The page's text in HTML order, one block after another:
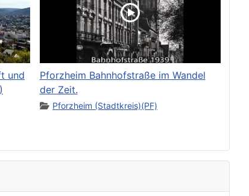
und
Pforzheim Bahnhofstraße im Wandel
der Zeit.
Pforzheim (Stadtkreis)(PF)